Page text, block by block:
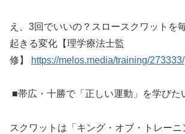
え、3回でいいの？スロースクワットを
起きる変化【理学療法士監
修】
https://melos.media/training/273333/
■帯広・十勝で「正しい運動」を学びた
スクワットは「キング・オブ・トレーニ